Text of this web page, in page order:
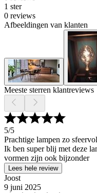
1 ster
0 reviews
Afbeeldingen van klanten
Meeste sterren klantreviews
5/5
Prachtige lampen zo sfeervol
Ik ben super blij met deze
vormen zijn ook bijzonder
Lees hele review
Joost
9 juni 2025